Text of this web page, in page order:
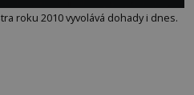
roku 2010 vyvolává dohady i dnes.